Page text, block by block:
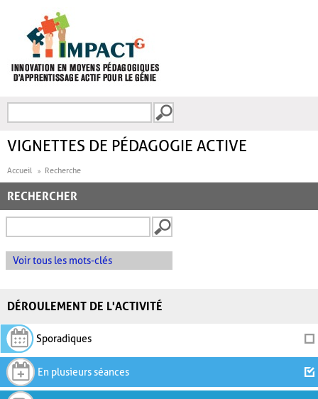
FORMULAIRE DE
VIGNETTES DE PÉDAGOGIE ACTIVE
Accueil Recherche
RECHERCHER
Voir tous les mots-clés
DÉROULEMENT DE L'ACTIVITÉ
Sporadiques
En plusieurs séances